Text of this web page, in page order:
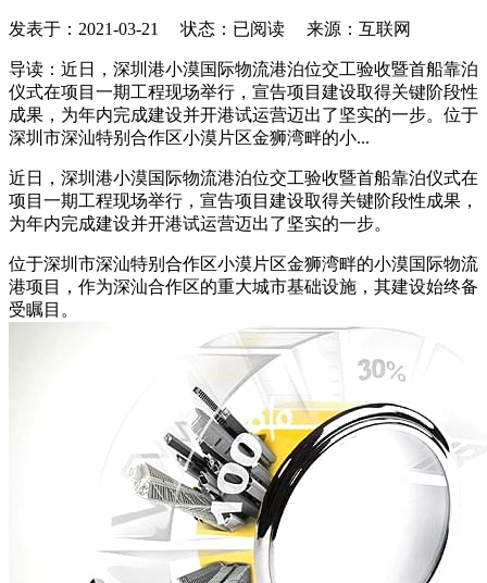
发表于： 2021-03-21 状态：已阅读 来源：互联网
导读：近日，深圳港小漠国际物流港泊位交工验收暨首船靠泊
仪式在项目一期工程现场举行，宣告项目建设取得关键阶段性
成果，为年内完成建设并开港试运营迈出了坚实的一步。位于
深圳市深汕特别合作区小漠片区金狮湾畔的小...
近日，深圳港小漠国际物流港泊位交工验收暨首船靠泊仪式在
项目一期工程现场举行，宣告项目建设取得关键阶段性成果，
为年内完成建设并开港试运营迈出了坚实的一步。
位于深圳市深汕特别合作区小漠片区金狮湾畔的小漠国际物流
港项目，作为深汕合作区的重大城市基础设施，其建设始终备
受瞩目。